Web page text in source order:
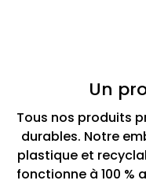
Un
Tous nos produits
durables. Notre
plastique et
fonctionne à 100 %